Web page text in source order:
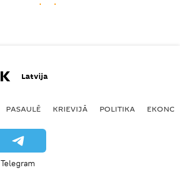
Latvija
PASAULĒ KRIEVIJĀ POLITIKA
Telegram